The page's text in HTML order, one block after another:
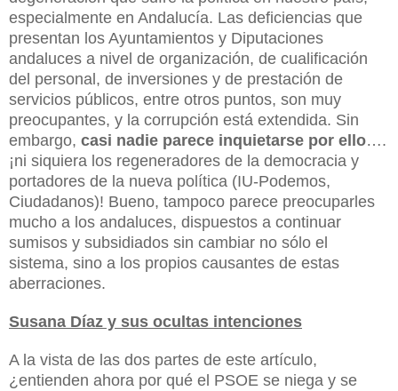
especialmente en Andalucía. Las deficiencias que
presentan los Ayuntamientos y Diputaciones
andaluces a nivel de organización, de cualificación
del personal, de inversiones y de prestación de
servicios públicos, entre otros puntos, son muy
preocupantes, y la corrupción está extendida. Sin
embargo, casi nadie parece inquietarse por ello….
¡ni siquiera los regeneradores de la democracia y
portadores de la nueva política (IU-Podemos,
Ciudadanos)! Bueno, tampoco parece preocuparles
mucho a los andaluces, dispuestos a continuar
sumisos y subsidiados sin cambiar no sólo el
sistema, sino a los propios causantes de estas
aberraciones.
Susana Díaz y sus ocultas intenciones
A la vista de las dos partes de este artículo,
¿entienden ahora por qué el PSOE se niega y se